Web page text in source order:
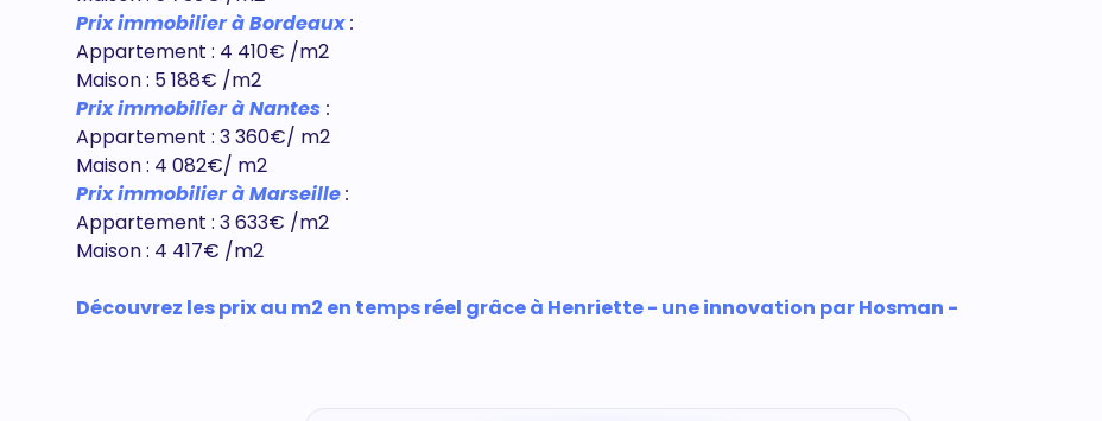
Prix immobilier à Bordeaux:
Appartement : 4 410€ /m2
Maison : 5 188€ /m2
Prix immobilier à Nantes :
Appartement : 3 360€/ m2
Maison : 4 082€/ m2
Prix immobilier à Marseille:
Appartement : 3 633€ /m2
Maison : 4 417€ /m2
Découvrez les prix au m2 en temps réel grâce à Henriette - une innovation par Hosman -